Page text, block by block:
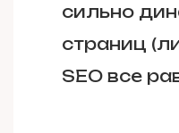
сильно
страниц
SEO все